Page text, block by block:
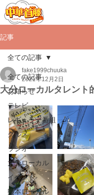
記事
全ての記事
お知らせ
テレビ
レギュラー番組
グルメ
ラジオ
大分ローカル
イベント
熊本ローカル
全ての記事
大分ローカルタレント
fake1999chuuka
2021年12月2日